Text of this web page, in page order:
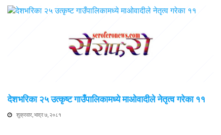
देशभरिका २५ उत्कृष्ट गाउँपालिकामध्ये माओवादीले नेतृत्व गरेका ११
शुक्रवार, भाद्र ७, २०८१